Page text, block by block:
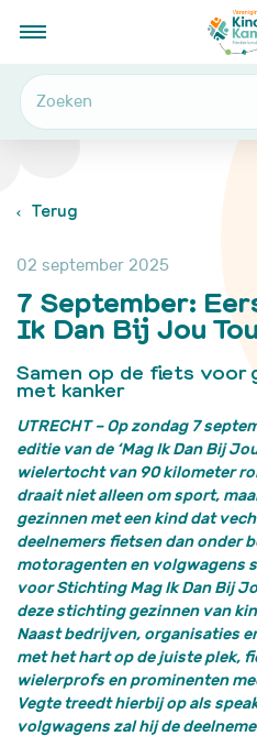
Nieuws, verhalen & blogs 7 September: Eerste editie ‘Mag Ik Dan Bij Jou Tour’
Terug
02 september 2025
7 September:
Ik Dan Bij Jou
Samen op de fiets voor
met kanker
UTRECHT – Op zondag 7
editie van de ‘Mag Ik Dan Bij
wielertocht van 90 kilometer
draait niet alleen om sport,
gezinnen met een kind dat
deelnemers fietsen dan onder
motoragenten en volgwagens
voor Stichting Mag Ik Dan Bij
deze stichting gezinnen van
Naast bedrijven, organisaties
met het hart op de juiste plek,
wielerprofs en prominenten
Vegte treedt hierbij op als
volgwagens zal hij de